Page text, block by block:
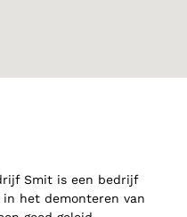
Smit is een bedrijf
het demonteren van